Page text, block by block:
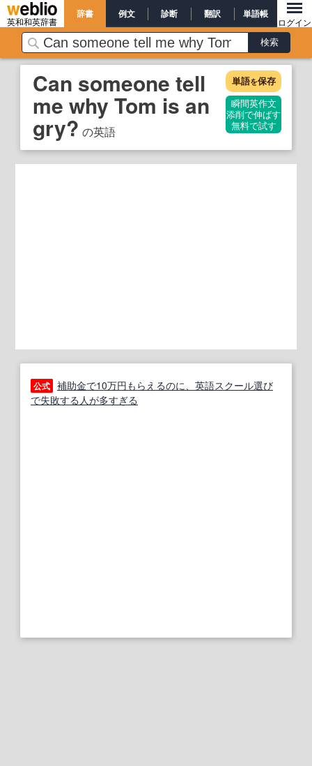
英和和英辞書
辞書 例文 診断 翻訳 単語帳
ログイン
Can someone tell
me why Tom is an
gry? の英語
単語を保存
瞬間英作文
添削で伸ばす
無料で試す
公式 補助金で10万円もらえるのに、英語スクール選び
で失敗する人が多すぎる